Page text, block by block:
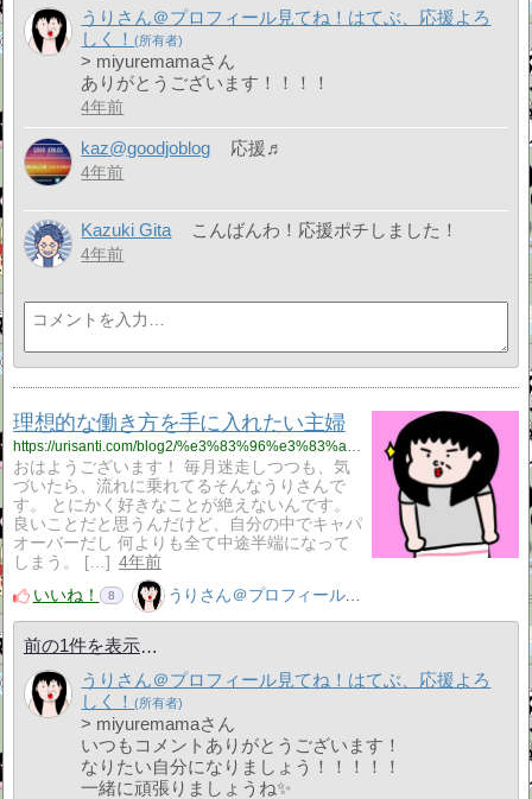
うりさん＠プロフィール見てね！はてぶ、応援よろ
しく！
> miyuremamaさん
ありがとうございます！！！！
4年前
kaz@goodjoblog 応援♬
4年前
Kazuki Gita こんばんわ！応援ポチしました！
4年前
理想的な働き方を手に入れたい主婦
おはようございます！ 毎月迷走しつつも、気
づいたら、流れに乗れてるそんなうりさんで
す。 とにかく好きなことが絶えないんです。
良いことだと思うんだけど、自分の中でキャパ
オーバーだし 何よりも全て中途半端になって
しまう。 […]
4年前
いいね！
8 うりさん＠プロフィール見てね！はてぶ、応援よろしく！
前の1件を表示
うりさん＠プロフィール見てね！はてぶ、応援よろ
しく！
> miyuremamaさん
いつもコメントありがとうございます！
なりたい自分になりましょう！！！！！
一緒に頑張りましょうね✨